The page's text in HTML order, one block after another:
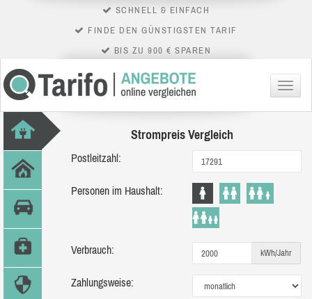
SCHNELL & EINFACH
FINDE DEN GÜNSTIGSTEN TARIF
BIS ZU 900 € SPAREN
Menü
Strompreis Vergleich
Postleitzahl:
Personen im Haushalt:
Verbrauch: kWh/Jahr
Zahlungsweise: